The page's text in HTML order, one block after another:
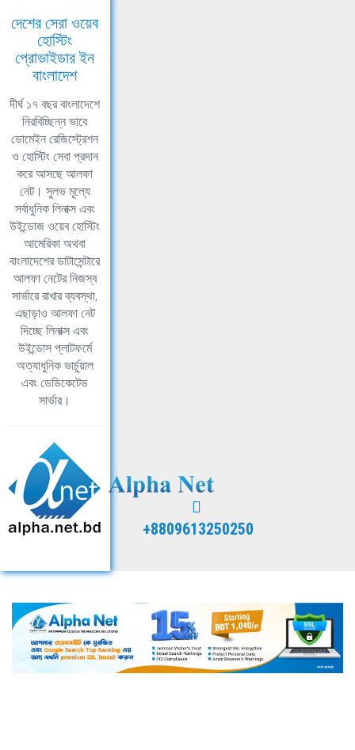
দেশের সেরা ওয়েব
হোস্টিং
প্রোভাইডার ইন
বাংলাদেশ
দীর্ঘ ১৭ বছর বাংলাদেশে
নিরবিচ্ছিন্ন ভাবে
ডোমেইন রেজিস্ট্রেশন
ও হোস্টিং সেবা প্রদান
করে আসছে আলফা
নেট। সুলভ মূল্যে
সর্বাধুনিক লিনাক্স এবং
উইন্ডোজ ওয়েব হোস্টিং
আমেরিকা অথবা
বাংলাদেশের ডাটাসেন্টারে
আলফা নেটের নিজস্ব
সার্ভারে রাখার ব্যবস্থা,
এছাড়াও আলফা নেট
দিচ্ছে লিনাক্স এবং
উইন্ডোস প্লাটফর্মে
অত্যাধুনিক ভার্চুয়াল
এবং ডেডিকেটেড
সার্ভার।
+8809613250250